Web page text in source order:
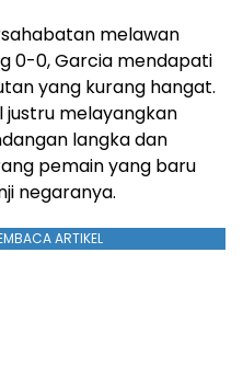
melawan
0-0, Garcia mendapati
yang kurang hangat.
justru melayangkan
langka dan
pemain yang baru
negaranya.
ARTIKEL